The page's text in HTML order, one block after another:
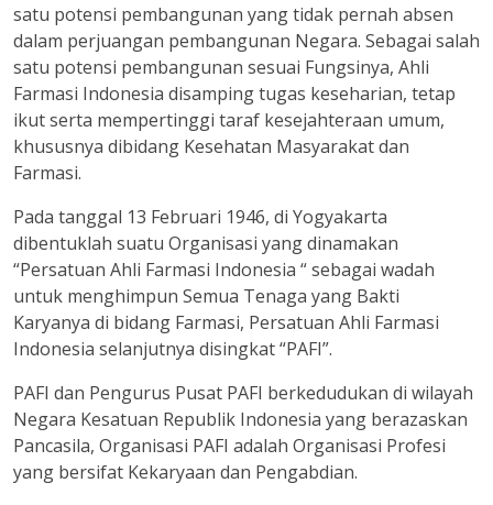
satu potensi pembangunan yang tidak pernah absen
dalam perjuangan pembangunan Negara. Sebagai salah
satu potensi pembangunan sesuai Fungsinya, Ahli
Farmasi Indonesia disamping tugas keseharian, tetap
ikut serta mempertinggi taraf kesejahteraan umum,
khususnya dibidang Kesehatan Masyarakat dan
Farmasi.
Pada tanggal 13 Februari 1946, di Yogyakarta
dibentuklah suatu Organisasi yang dinamakan
“Persatuan Ahli Farmasi Indonesia “ sebagai wadah
untuk menghimpun Semua Tenaga yang Bakti
Karyanya di bidang Farmasi, Persatuan Ahli Farmasi
Indonesia selanjutnya disingkat “PAFI”.
PAFI dan Pengurus Pusat PAFI berkedudukan di wilayah
Negara Kesatuan Republik Indonesia yang berazaskan
Pancasila, Organisasi PAFI adalah Organisasi Profesi
yang bersifat Kekaryaan dan Pengabdian.